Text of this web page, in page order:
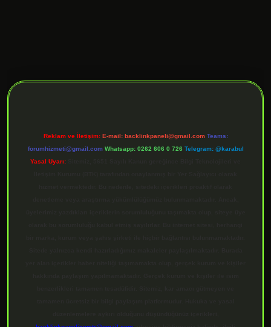
Reklam ve İletişim: E-mail: backlinkpaneli@gmail.com Teams:
forumhizmeti@gmail.com Whatsapp: 0262 606 0 726 Telegram: @karabul
Yasal Uyarı: